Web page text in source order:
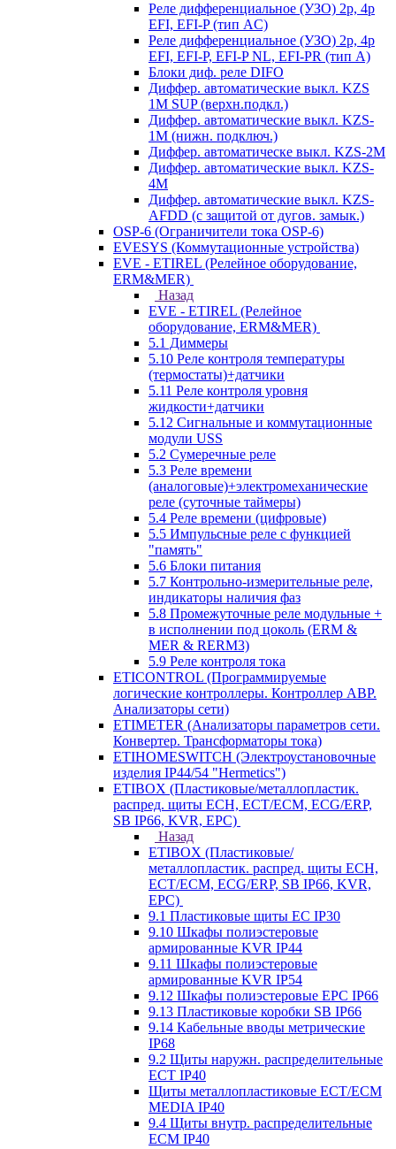
Реле дифференциальное (УЗО) 2р, 4р
EFI, EFI-P (тип AС)
Реле дифференциальное (УЗО) 2р, 4р
EFI, EFI-P, EFI-P NL, EFI-PR (тип A)
Блоки диф. реле DIFO
Диффер. автоматические выкл. KZS
1M SUP (верхн.подкл.)
Диффер. автоматические выкл. KZS-
1M (нижн. подключ.)
Диффер. автоматическе выкл. KZS-2M
Диффер. автоматические выкл. KZS-
4M
Диффер. автоматические выкл. KZS-
AFDD (с защитой от дугов. замык.)
OSP-6 (Ограничители тока OSP-6)
EVESYS (Коммутационные устройства)
EVE - ETIREL (Релейное оборудование,
ERM&MER)
Назад
EVE - ETIREL (Релейное
оборудование, ERM&MER)
5.1 Диммеры
5.10 Реле контроля температуры
(термостаты)+датчики
5.11 Реле контроля уровня
жидкости+датчики
5.12 Сигнальные и коммутационные
модули USS
5.2 Сумеречные реле
5.3 Реле времени
(аналоговые)+электромеханические
реле (суточные таймеры)
5.4 Реле времени (цифровые)
5.5 Импульсные реле с функцией
"память"
5.6 Блоки питания
5.7 Контрольно-измерительные реле,
индикаторы наличия фаз
5.8 Промежуточные реле модульные +
в исполнении под цоколь (ERM &
MER & RERM3)
5.9 Реле контроля тока
ETICONTROL (Программируемые
логические контроллеры. Контроллер АВР.
Анализаторы сети)
ETIMETER (Анализаторы параметров сети.
Конвертер. Трансформаторы тока)
ETIHOMESWITCH (Электроустановочные
изделия IP44/54 "Hermetics")
ETIBOX (Пластиковые/металлопластик.
распред. щиты ECH, ECT/ECM, ECG/ERP,
SB IP66, KVR, EPC)
Назад
ETIBOX (Пластиковые/
металлопластик. распред. щиты ECH,
ECT/ECM, ECG/ERP, SB IP66, KVR,
EPC)
9.1 Пластиковые щиты EC IP30
9.10 Шкафы полиэстеровые
армированные KVR IP44
9.11 Шкафы полиэстеровые
армированные KVR IP54
9.12 Шкафы полиэстеровые EPC IP66
9.13 Пластиковые коробки SB IP66
9.14 Кабельные вводы метрические
IP68
9.2 Щиты наружн. распределительные
ECT IP40
Щиты металлопластиковые ECT/ECM
MEDIA IP40
9.4 Щиты внутр. распределительные
ECМ IP40